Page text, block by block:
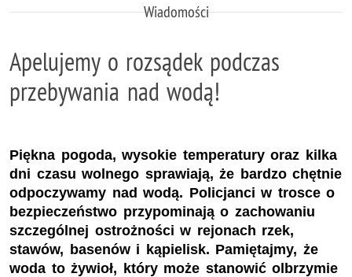
Wiadomości
Apelujemy o rozsądek podczas
przebywania nad wodą!
Piękna pogoda, wysokie temperatury oraz kilka
dni czasu wolnego sprawiają, że bardzo chętnie
odpoczywamy nad wodą. Policjanci w trosce o
bezpieczeństwo przypominają o zachowaniu
szczególnej ostrożności w rejonach rzek,
stawów, basenów i kąpielisk. Pamiętajmy, że
woda to żywioł, który może stanowić olbrzymie